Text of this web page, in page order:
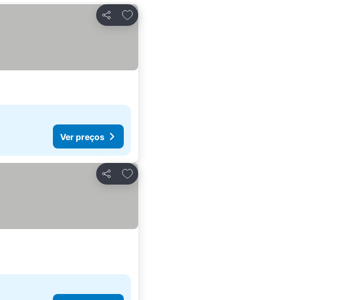
Partilhar
Adicionar aos favoritos
Ver preços
Partilhar
Adicionar aos favoritos